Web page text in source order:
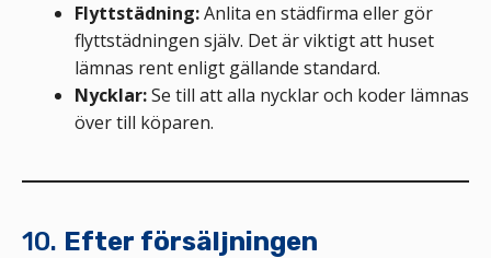
Flyttstädning:Anlita en städfirma eller gör
flyttstädningen själv. Det är viktigt att huset
lämnas rent enligt gällande standard.
Nycklar:Se till att alla nycklar och koder lämnas
över till köparen.
10. Efter försäljningen